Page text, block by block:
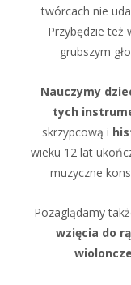
twórcach nie
Przybędzie też
grubszym
Nauczymy
tych
skrzypcową i
wieku 12 lat
muzyczne
Pozaglądamy
wzięcia do